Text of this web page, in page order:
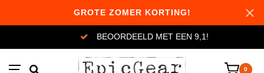
GROTE ZOMER KORTING!
BEOORDEELD MET EEN 9,1!
0